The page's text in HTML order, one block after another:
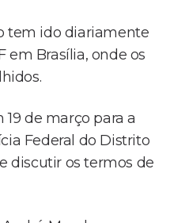
tem ido diariamente
em Brasília, onde os
de março para a
Federal do Distrito
discutir os termos de